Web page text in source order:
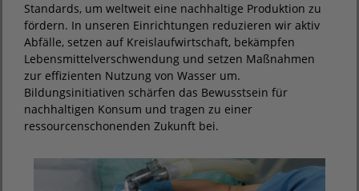
Standards, um weltweit eine nachhaltige Produktion zu
fördern. In unseren Einrichtungen reduzieren wir aktiv
Abfälle, setzen auf Kreislaufwirtschaft, bekämpfen
Lebensmittelverschwendung und setzen Maßnahmen
zur effizienten Nutzung von Wasser um.
Bildungsinitiativen schärfen das Bewusstsein für
nachhaltigen Konsum und tragen zu einer
ressourcenschonenden Zukunft bei.